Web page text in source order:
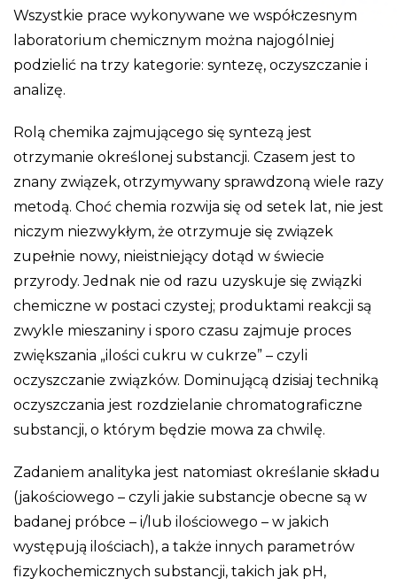
Wszystkie prace wykonywane we współczesnym
laboratorium chemicznym można najogólniej
podzielić na trzy kategorie: syntezę, oczyszczanie i
analizę.
Rolą chemika zajmującego się syntezą jest
otrzymanie określonej substancji. Czasem jest to
znany związek, otrzymywany sprawdzoną wiele razy
metodą. Choć chemia rozwija się od setek lat, nie jest
niczym niezwykłym, że otrzymuje się związek
zupełnie nowy, nieistniejący dotąd w świecie
przyrody. Jednak nie od razu uzyskuje się związki
chemiczne w postaci czystej; produktami reakcji są
zwykle mieszaniny i sporo czasu zajmuje proces
zwiększania „ilości cukru w cukrze” – czyli
oczyszczanie związków. Dominującą dzisiaj techniką
oczyszczania jest rozdzielanie chromatograficzne
substancji, o którym będzie mowa za chwilę.
Zadaniem analityka jest natomiast określanie składu
(jakościowego – czyli jakie substancje obecne są w
badanej próbce – i/lub ilościowego – w jakich
występują ilościach), a także innych parametrów
fizykochemicznych substancji, takich jak pH,